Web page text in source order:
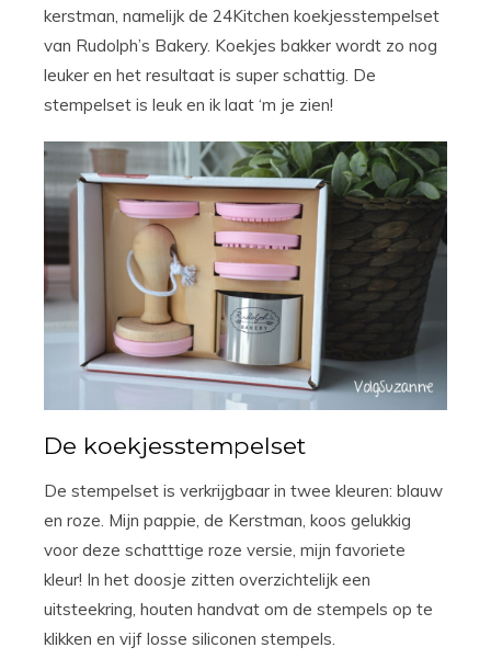
kerstman, namelijk de 24Kitchen koekjesstempelset
van Rudolph’s Bakery. Koekjes bakker wordt zo nog
leuker en het resultaat is super schattig. De
stempelset is leuk en ik laat ‘m je zien!
De koekjesstempelset
De stempelset is verkrijgbaar in twee kleuren: blauw
en roze. Mijn pappie, de Kerstman, koos gelukkig
voor deze schatttige roze versie, mijn favoriete
kleur! In het doosje zitten overzichtelijk een
uitsteekring, houten handvat om de stempels op te
klikken en vijf losse siliconen stempels.